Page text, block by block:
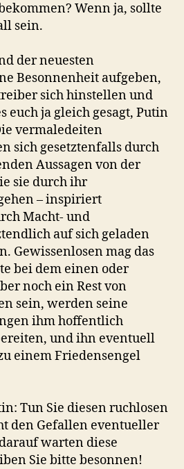
Wenn ja, sollte
sein.
der neuesten
Besonnenheit aufgeben,
sich hinstellen und
euch ja gleich gesagt, Putin
vermaledeiten
sich gesetztenfalls durch
Aussagen von der
sie durch ihr
– inspiriert
Macht- und
auf sich geladen
Gewissenlosen mag das
bei dem einen oder
noch ein Rest von
sein, werden seine
ihm hoffentlich
und ihn eventuell
einem Friedensengel
Tun Sie diesen ruchlosen
den Gefallen eventueller
warten diese
Sie bitte besonnen!